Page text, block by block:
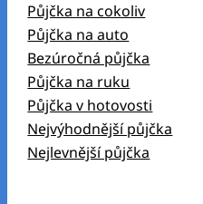
Půjčka na cokoliv
Půjčka na auto
Bezúročná půjčka
Půjčka na ruku
Půjčka v hotovosti
Nejvýhodnější půjčka
Nejlevnější půjčka